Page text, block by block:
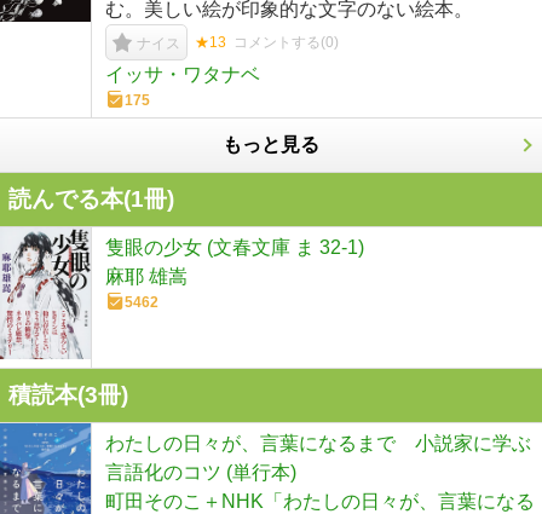
む。美しい絵が印象的な文字のない絵本。
ナイス ★13 コメントする(0)
イッサ・ワタナベ
175
もっと見る
読んでる本(1冊)
隻眼の少女 (文春文庫 ま 32-1)
麻耶 雄嵩
5462
積読本(3冊)
わたしの日々が、言葉になるまで 小説家に学ぶ
言語化のコツ (単行本)
町田そのこ＋NHK「わたしの日々が、言葉になる